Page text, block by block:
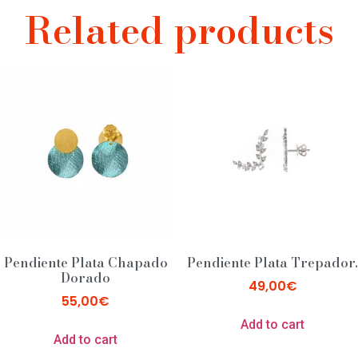
Related products
Pendiente Plata Chapado
Dorado
55,00€
Add to cart
Pendiente Plata Trepador.
49,00€
Add to cart